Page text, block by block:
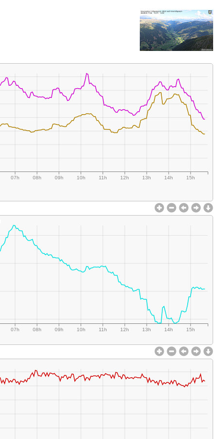
07h 08h 09h 10h 11h 12h 13h 14h 15h
07h 08h 09h 10h 11h 12h 13h 14h 15h